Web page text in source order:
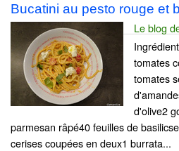
Bucatini au pesto rouge et
Le blog
tomates
tomates
d'olive2
parmesan râpé40 feuilles de
cerises coupées en deux1 burrata...